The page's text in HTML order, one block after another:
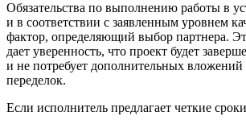
Обязательства по выполнению работы в
и в соответствии с заявленным уровнем
фактор, определяющий выбор партнера.
дает уверенность, что проект будет
и не потребует дополнительных
переделок.
Если исполнитель предлагает четкие